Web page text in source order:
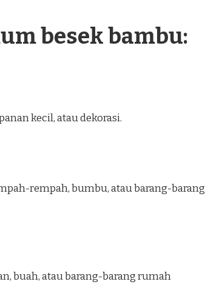
besek bambu:
kecil, atau dekorasi.
rempah, bumbu, atau barang-barang
buah, atau barang-barang rumah